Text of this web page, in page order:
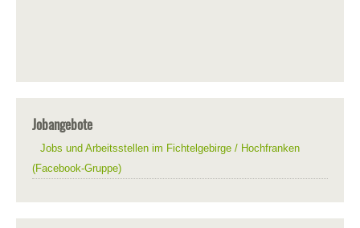
Jobangebote
Jobs und Arbeitsstellen im Fichtelgebirge / Hochfranken
(Facebook-Gruppe)